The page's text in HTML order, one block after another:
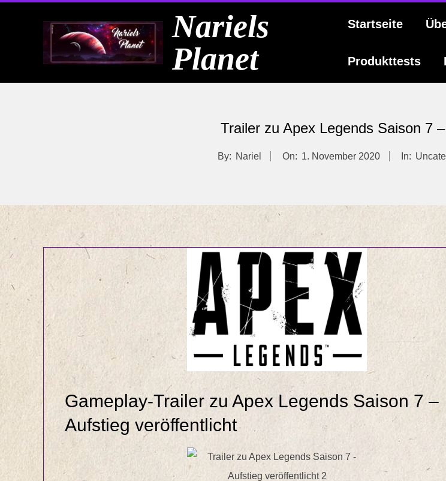
Nariels
Planet
Startseite
Produkttests
Trailer zu Apex Legends Saison 7
By: Nariel On: 1. November 2020 In:
Gameplay-Trailer zu Apex Legends Saison 7 –
Aufstieg veröffentlicht